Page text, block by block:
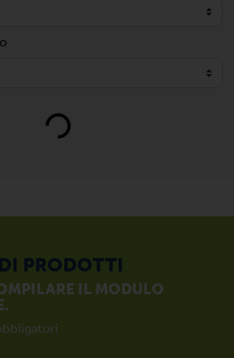
Loading...
PRODOTTI
IL MODULO